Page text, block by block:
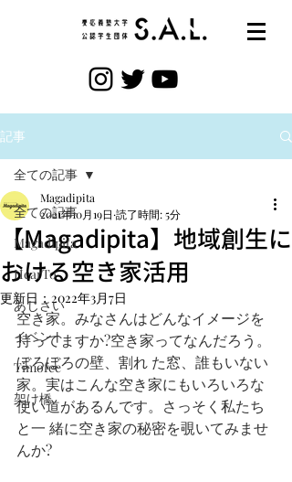
記事
全ての記事
Magadipita
HearTo
あじさい
イベント
Timofee
架け橋
全ての記事
【Magadipita】地域創生に
おける空き家活用
Magadipita
2021年10月19日 読了時間: 5分
更新日：2022年3月7日
空き家。みなさんはどんなイメージを
持ってますか?空き家ってなんだろう。
ぼろぼろの壁、割れ た窓、誰もいない
家。実はこんな空き家にもいろいろな
使い道があるんです。さっそく私たち
と一 緒に空き家の秘密を覗いてみませ
んか?